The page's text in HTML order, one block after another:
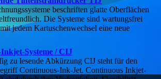
beschriften glatte Oberflächen
Die Systeme sind wartungsfrei
jedem Kartuschenwechsel eine neue
Systeme / CIJ
zu lesende Abkürzung CIJ steht für den
Continuous-Ink-Jet. Continuous Inkjet-